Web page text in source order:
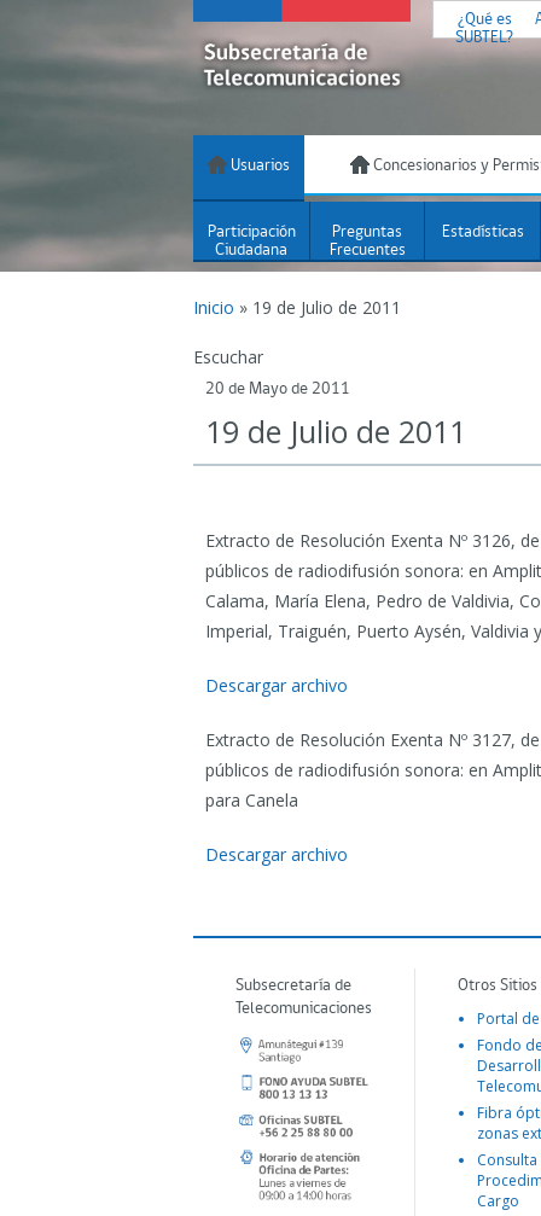
¿Qué es
SUBTEL?
Usuarios Concesionarios y
Participación
Ciudadana
Preguntas
Frecuentes
Estadísticas
Inicio » 19 de Julio de 2011
Escuchar
20 de Mayo de 2011
19 de Julio de 2011
Extracto de Resolución Exenta Nº 3126,
públicos de radiodifusión sonora: en
Calama, María Elena, Pedro de Valdivia,
Imperial, Traiguén, Puerto Aysén, Valdivia
Descargar archivo
Extracto de Resolución Exenta Nº 3127,
públicos de radiodifusión sonora: en
para Canela
Descargar archivo
Subsecretaría de
Telecomunicaciones
Otros
Portal
Fondo
Fibra
zonas
Consulta
Cargo